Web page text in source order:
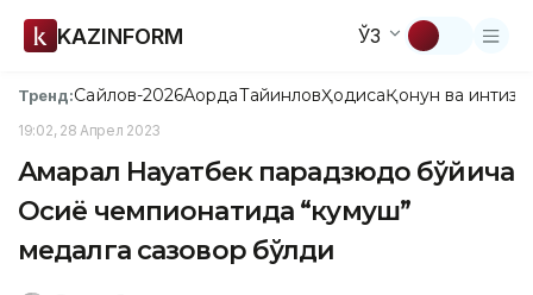
KAZINFORM ЎЗ
Тренд:Сайлов-2026АқордаТайинловҲодисаҚонун ва
19:02, 28 Апрел 2023
Ақмарал Науатбек парадзюдо бўйича
Осиё чемпионатида “кумуш”
медалга сазовор бўлди